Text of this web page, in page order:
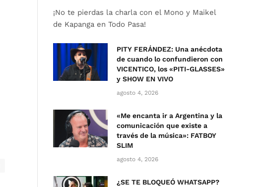
¡No te pierdas la charla con el Mono y Maikel
de Kapanga en Todo Pasa!
PITY FERÁNDEZ: Una anécdota
de cuando lo confundieron con
VICENTICO, los «PITI-GLASSES»
y SHOW EN VIVO
agosto 4, 2026
«Me encanta ir a Argentina y la
comunicación que existe a
través de la música»: FATBOY
SLIM
agosto 4, 2026
¿SE TE BLOQUEÓ WHATSAPP?